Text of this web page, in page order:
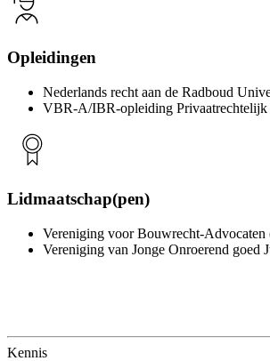
Opleidingen
Nederlands recht aan de Radboud
VBR-A/IBR-opleiding
Lidmaatschap(pen)
Vereniging voor Bouwrecht-
Vereniging van Jonge Onroerend goed
Kennis